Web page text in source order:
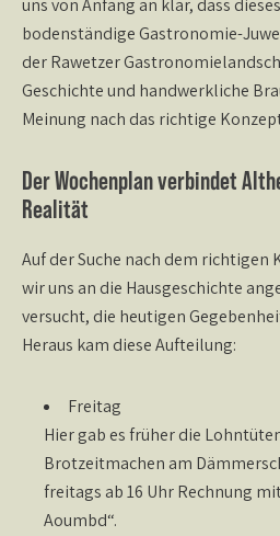
uns von Anfang an klar, dass
bodenständige Gastronomie-
der Rawetzer
Geschichte und handwerkliche
Meinung nach das richtige
Der Wochenplan verbindet
Realität
Auf der Suche nach dem richtigen
wir uns an die Hausgeschichte
versucht, die heutigen
Heraus kam diese Aufteilung:
Freitag
Hier gab es früher die
Brotzeitmachen am
freitags ab 16 Uhr Rechnung
Aoumbd“.